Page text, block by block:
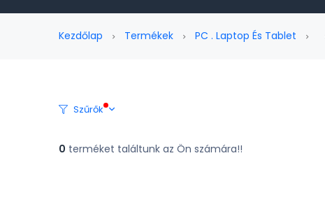
Kezdőlap Termékek PC . Laptop És Tablet
Szűrők
0 terméket találtunk az Ön számára!!